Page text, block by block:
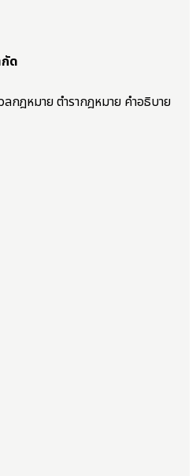
ด
กฎหมาย ตำรากฎหมาย คำอธิบาย